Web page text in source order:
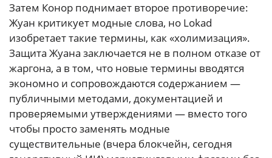
Затем Конор поднимает второе противоречие:
Жуан критикует модные слова, но Lokad
изобретает такие термины, как «холимизация».
Защита Жуана заключается не в полном отказе от
жаргона, а в том, что новые термины вводятся
экономно и сопровождаются содержанием —
публичными методами, документацией и
проверяемыми утверждениями — вместо того
чтобы просто заменять модные
существительные (вчера блокчейн, сегодня